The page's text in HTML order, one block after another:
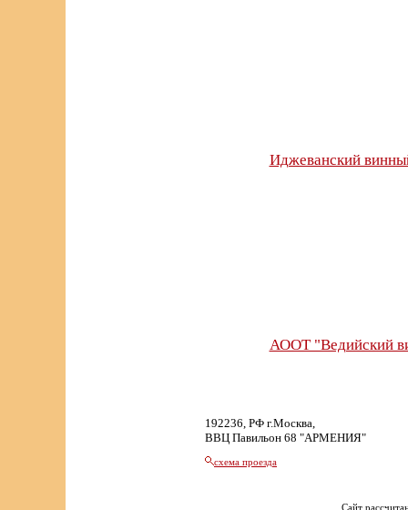
Иджеванский
АООТ "Ведийский
192236, РФ г.Москва,
ВВЦ Павильон 68 "АРМЕНИЯ"
схема проезда
Сайт